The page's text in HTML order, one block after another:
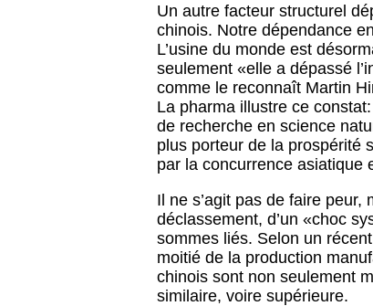
Un autre facteur structurel
chinois. Notre dépendance
L’usine du monde est
seulement «elle a dépassé
comme le reconnaît Martin
La pharma illustre ce
de recherche en science
plus porteur de la prospérité
par la concurrence asiatique
Il ne s’agit pas de faire peur,
déclassement, d’un «choc
sommes liés. Selon un
moitié de la production
chinois sont non seulement
similaire, voire supérieure.